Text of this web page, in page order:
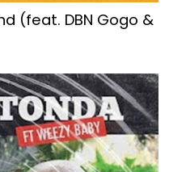
(feat. DBN Gogo &